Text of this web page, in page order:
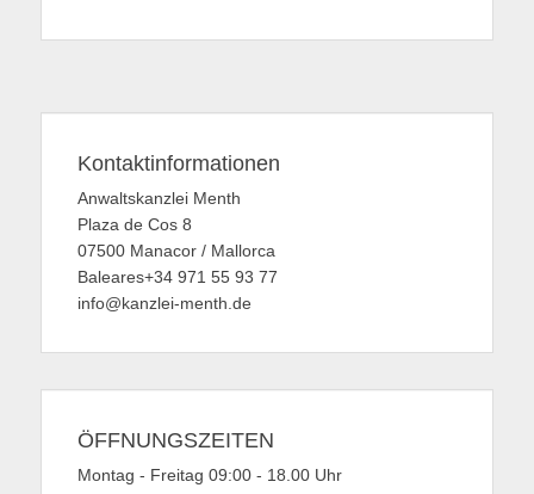
Kontaktinformationen
Anwaltskanzlei Menth
Plaza de Cos 8
07500 Manacor / Mallorca
Baleares+34 971 55 93 77
info@kanzlei-menth.de
ÖFFNUNGSZEITEN
Montag - Freitag 09:00 - 18.00 Uhr